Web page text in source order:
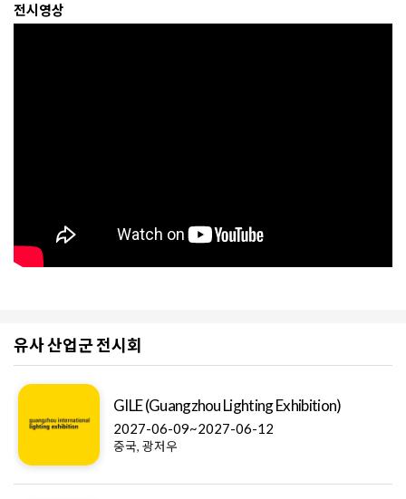
전시영상
유사 산업군 전시회
GILE (Guangzhou Lighting Exhibition)
2027-06-09~2027-06-12
중국, 광저우